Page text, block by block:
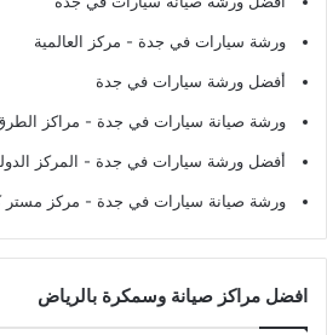
ورشة سيارات في جدة - مركز العالمية
أفضل ورشة سيارات في جدة
ورشة صيانة سيارات في جدة - مراكز
أفضل ورشة سيارات في جدة - المركز
ورشة صيانة سيارات في جدة - مركز مستر
افضل مراكز صيانة وسمكرة بالرياض